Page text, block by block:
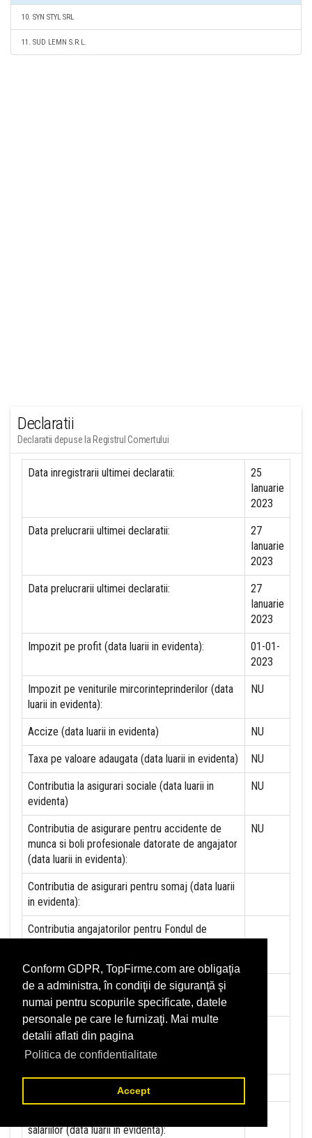
Conform GDPR, TopFirme.com are obligaţia
de a administra, în condiţii de siguranţă şi
numai pentru scopurile specificate, datele
personale pe care le furnizaţi. Mai multe
detalii aflati din pagina
Politica de confidentialitate
Accept
10. SYN STYL SRL
11. SUD LEMN S.R.L.
Declaratii
Declaratii depuse la Registrul Comertului
Data inregistrarii ultimei declaratii:
25
Ianuarie
2023
Data prelucrarii ultimei declaratii:
27
Ianuarie
2023
Data prelucrarii ultimei declaratii:
27
Ianuarie
2023
Impozit pe profit (data luarii in evidenta):
01-01-
2023
Impozit pe veniturile mircorinteprinderilor (data
luarii in evidenta):
NU
Accize (data luarii in evidenta) NU
Taxa pe valoare adaugata (data luarii in evidenta) NU
Contributia la asigurari sociale (data luarii in
evidenta)
NU
Contributia de asigurare pentru accidente de
munca si boli profesionale datorate de angajator
(data luarii in evidenta):
NU
Contributia de asigurari pentru somaj (data luarii
in evidenta):
Contributia angajatorilor pentru Fondul de
Contributia pentru asigurari de sanatate (data
luarii in evidenta):
Contributii pentru concedii si indemnizatii de la
persoane juridice sau fizice (data luarii in
evidenta):
Taxa jocuri de noroc (data luarii in evidenta):
salariilor (data luarii in evidenta):